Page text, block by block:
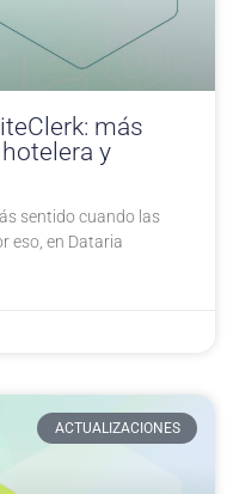
más
y
sentido cuando las
eso, en Dataria
ACTUALIZACIONES